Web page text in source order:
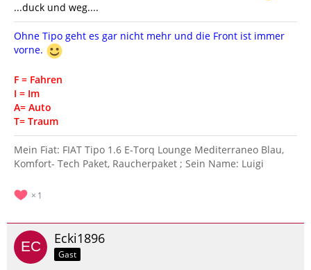
...duck und weg....
Ohne Tipo geht es gar nicht mehr und die Front ist immer
vorne.
F = Fahren
I = Im
A= Auto
T= Traum
Mein Fiat: FIAT Tipo 1.6 E-Torq Lounge Mediterraneo Blau,
Komfort- Tech Paket, Raucherpaket ; Sein Name: Luigi
1
Ecki1896
Gast